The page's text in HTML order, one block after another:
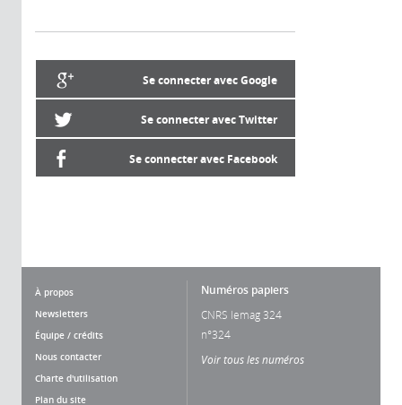
Se connecter avec Google
Se connecter avec Twitter
Se connecter avec Facebook
À propos
Newsletters
Équipe / crédits
Nous contacter
Charte d'utilisation
Plan du site
Numéros papiers
CNRS lemag 324
n°324
Voir tous les numéros